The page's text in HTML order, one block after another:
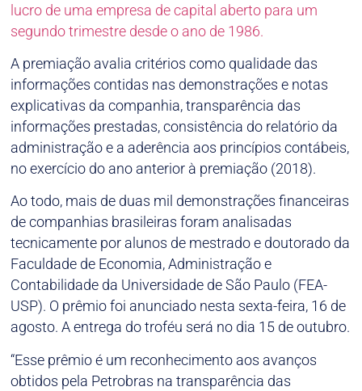
lucro de uma empresa de capital aberto para um
segundo trimestre desde o ano de 1986.
A premiação avalia critérios como qualidade das
informações contidas nas demonstrações e notas
explicativas da companhia, transparência das
informações prestadas, consistência do relatório da
administração e a aderência aos princípios contábeis,
no exercício do ano anterior à premiação (2018).
Ao todo, mais de duas mil demonstrações financeiras
de companhias brasileiras foram analisadas
tecnicamente por alunos de mestrado e doutorado da
Faculdade de Economia, Administração e
Contabilidade da Universidade de São Paulo (FEA-
USP). O prêmio foi anunciado nesta sexta-feira, 16 de
agosto. A entrega do troféu será no dia 15 de outubro.
“Esse prêmio é um reconhecimento aos avanços
obtidos pela Petrobras na transparência das